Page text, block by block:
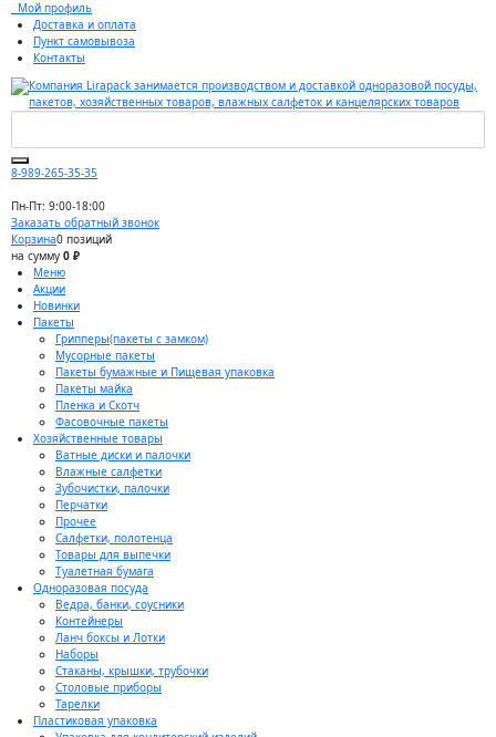
Мой профиль
Доставка и оплата
Пункт самовывоза
Контакты
8-989-265-35-35
Пн-Пт: 9:00-18:00
Заказать обратный звонок
Корзина0 позиций
на сумму 0 ₽
Меню
Акции
Новинки
Пакеты
Грипперы(пакеты с замком)
Мусорные пакеты
Пакеты бумажные и Пищевая упаковка
Пакеты майка
Пленка и Скотч
Фасовочные пакеты
Хозяйственные товары
Ватные диски и палочки
Влажные салфетки
Зубочистки, палочки
Перчатки
Прочее
Салфетки, полотенца
Товары для выпечки
Туалетная бумага
Одноразовая посуда
Ведра, банки, соусники
Контейнеры
Ланч боксы и Лотки
Наборы
Стаканы, крышки, трубочки
Столовые приборы
Тарелки
Пластиковая упаковка